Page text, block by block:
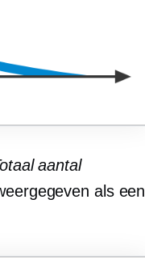
aantal
als een